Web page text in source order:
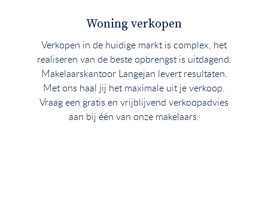
Woning verkopen
Verkopen in de huidige markt is complex, het
realiseren van de beste opbrengst is uitdagend.
Makelaarskantoor Langejan levert resultaten.
Met ons haal jij het maximale uit je verkoop.
Vraag een gratis en vrijblijvend verkoopadvies
aan bij één van onze makelaars.